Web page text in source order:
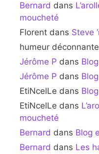
Bernard dans
moucheté
Florent dans Steve
humeur déconnante
Jérôme P dans
Jérôme P dans
EtiNcelLe dans
EtiNcelLe dans
moucheté
Bernard dans Blog
Bernard dans Les